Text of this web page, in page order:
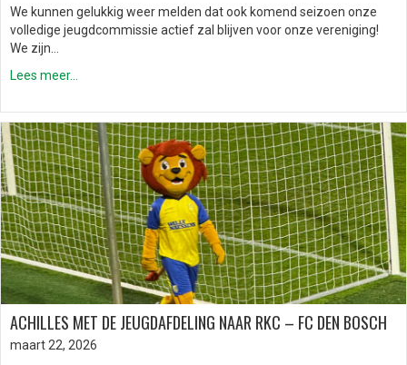
We kunnen gelukkig weer melden dat ook komend seizoen onze
volledige jeugdcommissie actief zal blijven voor onze vereniging!
We zijn…
Lees meer...
ACHILLES MET DE JEUGDAFDELING NAAR RKC – FC DEN BOSCH
maart 22, 2026